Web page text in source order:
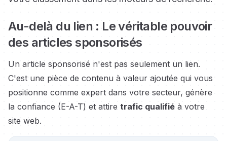
Au-delà du lien : Le véritable pouvoir
des articles sponsorisés
Un article sponsorisé n'est pas seulement un lien.
C'est une pièce de contenu à valeur ajoutée qui vous
positionne comme expert dans votre secteur, génère
la confiance (E-A-T) et attire trafic qualifié à votre
site web.